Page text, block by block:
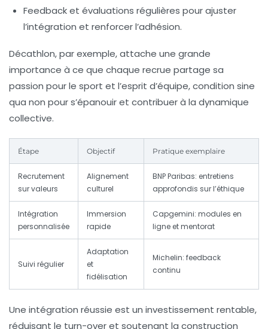
Feedback et évaluations régulières pour ajuster
l’intégration et renforcer l’adhésion.
Décathlon, par exemple, attache une grande
importance à ce que chaque recrue partage sa
passion pour le sport et l’esprit d’équipe, condition sine
qua non pour s’épanouir et contribuer à la dynamique
collective.
Étape Objectif Pratique exemplaire
Recrutement
sur valeurs
Alignement
culturel
BNP Paribas: entretiens
approfondis sur l’éthique
Intégration
personnalisée
Immersion
rapide
Capgemini: modules en
ligne et mentorat
Suivi régulier
Adaptation
et
fidélisation
Michelin: feedback
continu
Une intégration réussie est un investissement rentable,
réduisant le turn-over et soutenant la construction